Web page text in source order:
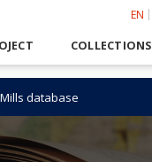
EN
COLLECTIONS
Mills database